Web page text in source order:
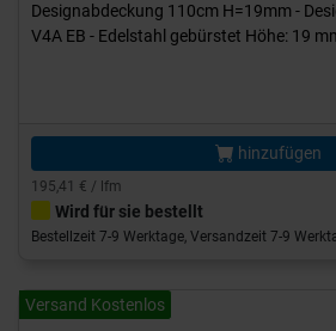
Designabdeckung 110cm H=19mm -
V4A EB - Edelstahl gebürstet Höhe: 19
hinzufügen
195,41 € / lfm
Wird für sie bestellt
Bestellzeit 7-9 Werktage, Versandzeit 7-9
Versand Kostenlos